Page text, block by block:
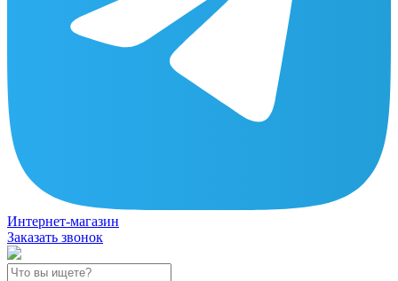
Интернет-магазин
Заказать звонок